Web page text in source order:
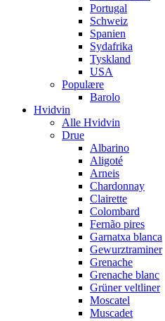
Portugal
Schweiz
Spanien
Sydafrika
Tyskland
USA
Populære
Barolo
Hvidvin
Alle Hvidvin
Drue
Albarino
Aligoté
Arneis
Chardonnay
Clairette
Colombard
Fernão pires
Garnatxa blanca
Gewurztraminer
Grenache
Grenache blanc
Grüner veltliner
Moscatel
Muscadet